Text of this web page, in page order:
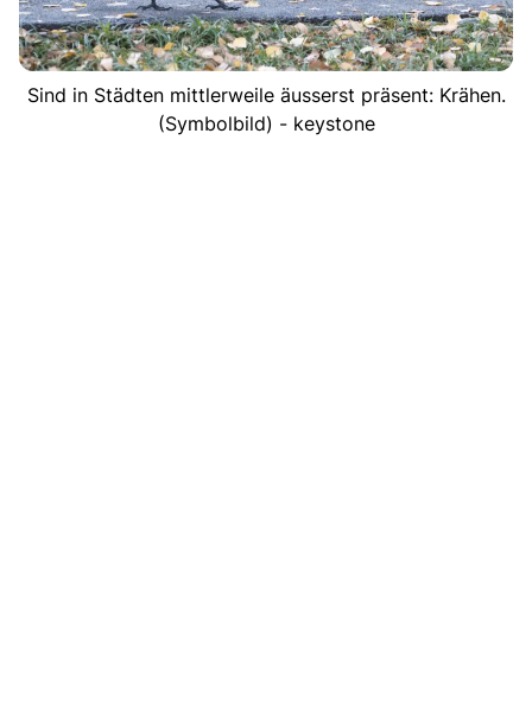
Sind in Städten mittlerweile äusserst präsent: Krähen.
(Symbolbild) - keystone